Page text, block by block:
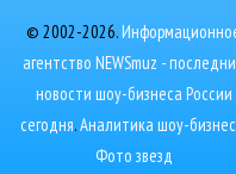
© 2002-2026.
агентство NEWSmuz -
новости шоу-бизнеса России
сегодня.Аналитика шоу-
Фото звезд